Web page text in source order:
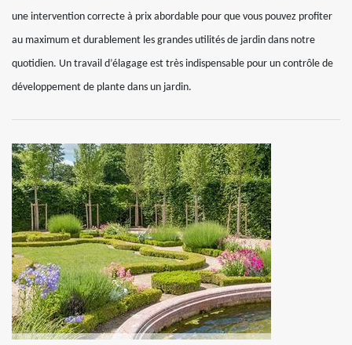
une intervention correcte à prix abordable pour que vous pouvez profiter
au maximum et durablement les grandes utilités de jardin dans notre
quotidien. Un travail d’élagage est très indispensable pour un contrôle de
développement de plante dans un jardin.